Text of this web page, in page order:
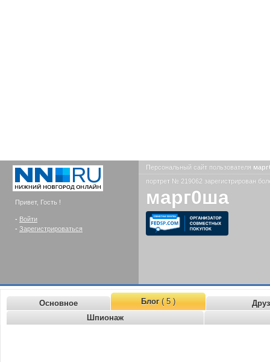
Привет, Гость !
- Войти
- Зарегистрироваться
Персональный сайт пользователя
портрет № 219062 зарегистрирован
марг0ша
Основное Блог( 5 )
Шпионаж